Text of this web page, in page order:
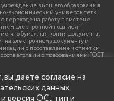
учреждение высшего образования
экономический университет»
переходе на работу в системе
электронной подписи
что бумажная копия документа,
электронному документу и
с проставлением отметки
с требованиями ГОСТ
даете согласие на
данных